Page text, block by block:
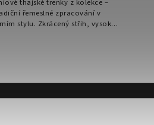
thajské trenky z kolekce –
řemeslné zpracování v
stylu. Zkrácený střih, vysoké